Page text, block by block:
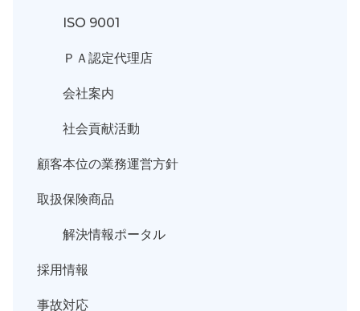
ISO 9001
ＰＡ認定代理店
会社案内
社会貢献活動
顧客本位の業務運営方針
取扱保険商品
解決情報ポータル
採用情報
事故対応